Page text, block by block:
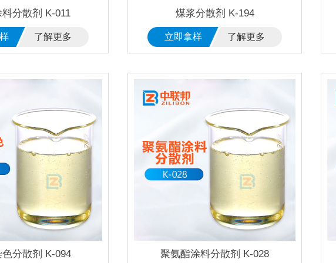
分散剂 K-011
了解更多
煤浆分散剂 K-194
立即拿样 了解更多
分散剂 K-094 聚氨酯涂料分散剂 K-028